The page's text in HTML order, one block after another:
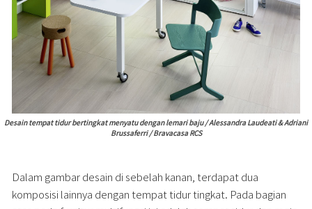
Desain tempat tidur bertingkat menyatu dengan lemari baju / Alessandra Laudeati & Adriani
Brussaferri / Bravacasa RCS
Dalam gambar desain di sebelah kanan, terdapat dua
komposisi lainnya dengan tempat tidur tingkat. Pada bagian